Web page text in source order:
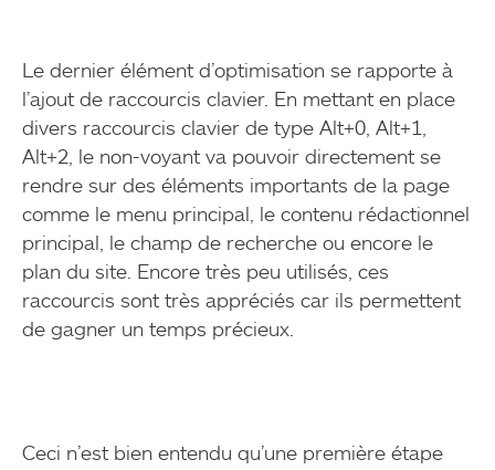
Le dernier élément d’optimisation se rapporte à
l’ajout de raccourcis clavier. En mettant en place
divers raccourcis clavier de type Alt+0, Alt+1,
Alt+2, le non-voyant va pouvoir directement se
rendre sur des éléments importants de la page
comme le menu principal, le contenu rédactionnel
principal, le champ de recherche ou encore le
plan du site. Encore très peu utilisés, ces
raccourcis sont très appréciés car ils permettent
de gagner un temps précieux.
Ceci n’est bien entendu qu’une première étape